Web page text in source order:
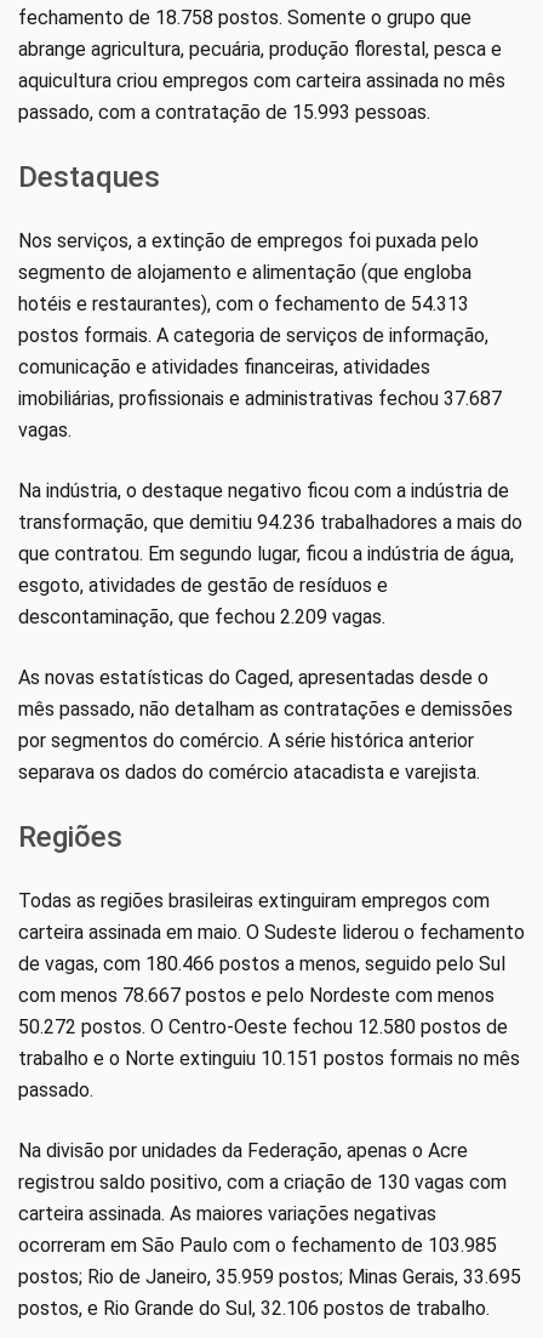
fechamento de 18.758 postos. Somente o grupo que
abrange agricultura, pecuária, produção florestal, pesca e
aquicultura criou empregos com carteira assinada no mês
passado, com a contratação de 15.993 pessoas.
Destaques
Nos serviços, a extinção de empregos foi puxada pelo
segmento de alojamento e alimentação (que engloba
hotéis e restaurantes), com o fechamento de 54.313
postos formais. A categoria de serviços de informação,
comunicação e atividades financeiras, atividades
imobiliárias, profissionais e administrativas fechou 37.687
vagas.
Na indústria, o destaque negativo ficou com a indústria de
transformação, que demitiu 94.236 trabalhadores a mais do
que contratou. Em segundo lugar, ficou a indústria de água,
esgoto, atividades de gestão de resíduos e
descontaminação, que fechou 2.209 vagas.
As novas estatísticas do Caged, apresentadas desde o
mês passado, não detalham as contratações e demissões
por segmentos do comércio. A série histórica anterior
separava os dados do comércio atacadista e varejista.
Regiões
Todas as regiões brasileiras extinguiram empregos com
carteira assinada em maio. O Sudeste liderou o fechamento
de vagas, com 180.466 postos a menos, seguido pelo Sul
com menos 78.667 postos e pelo Nordeste com menos
50.272 postos. O Centro-Oeste fechou 12.580 postos de
trabalho e o Norte extinguiu 10.151 postos formais no mês
passado.
Na divisão por unidades da Federação, apenas o Acre
registrou saldo positivo, com a criação de 130 vagas com
carteira assinada. As maiores variações negativas
ocorreram em São Paulo com o fechamento de 103.985
postos; Rio de Janeiro, 35.959 postos; Minas Gerais, 33.695
postos, e Rio Grande do Sul, 32.106 postos de trabalho.